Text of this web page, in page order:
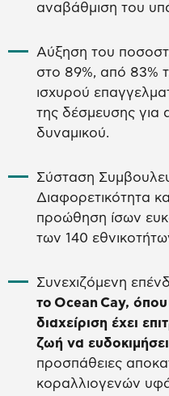
αναβάθμιση του
Αύξηση του
στο 89%, από 83%
ισχυρού
της δέσμευσης για
δυναμικού.
Σύσταση
Διαφορετικότητα
προώθηση ίσων
των 140
Συνεχιζόμενη
το Ocean Cay, όπου
διαχείριση έχει
ζωή να ευδοκιμήσει
προσπάθειες
κοραλλιογενών